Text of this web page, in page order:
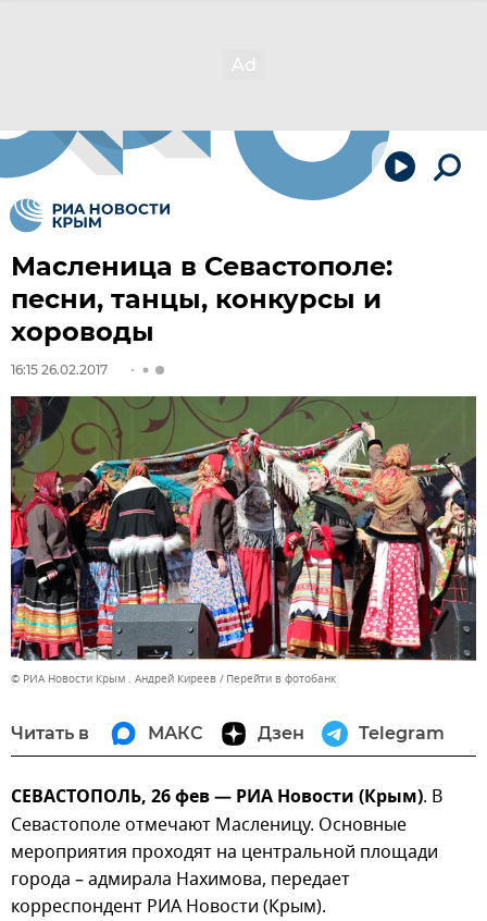
Масленица в Севастополе:
песни, танцы, конкурсы и
хороводы
16:15 26.02.2017
© РИА Новости Крым . Андрей Киреев Перейти в фотобанк
Читать в МАКС Дзен Telegram
СЕВАСТОПОЛЬ, 26 фев — РИА Новости (Крым). В
Севастополе отмечают Масленицу. Основные
мероприятия проходят на центральной площади
города – адмирала Нахимова, передает
корреспондент РИА Новости (Крым).